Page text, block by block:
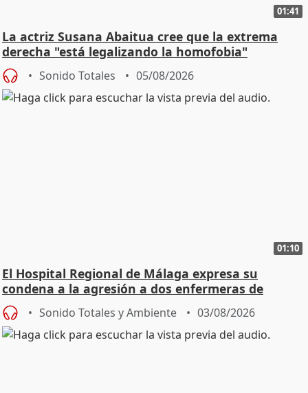
01:41
La actriz Susana Abaitua cree que la extrema
derecha "está legalizando la homofobia"
Sonido Totales 05/08/2026
01:10
El Hospital Regional de Málaga expresa su
condena a la agresión a dos enfermeras de
Urgencias
Sonido Totales y Ambiente 03/08/2026